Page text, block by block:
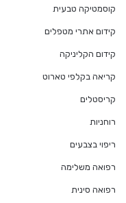
קוסמטיקה טבעית
קידום אתרי מטפלים
קידום הקליניקה
קריאה בקלפי טארוט
קריסטלים
רוחניות
ריפוי בצבעים
רפואה משלימה
רפואה סינית